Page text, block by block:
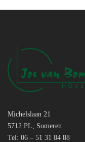
Michelslaan 21
5712 PL, Someren
Tel: 06 – 51 31 84 88